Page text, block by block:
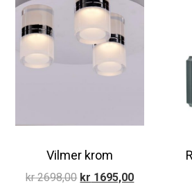
Vilmer krom
kr2698,00 Opprinnelig
kr 1695,00Nåværende